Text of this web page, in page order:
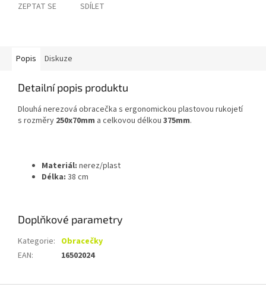
ZEPTAT SE SDÍLET
Popis Diskuze
Detailní popis produktu
Dlouhá nerezová obracečka s ergonomickou plastovou rukojetí
s rozměry 250x70mm a celkovou délkou 375mm.
Materiál: nerez/plast
Délka: 38 cm
Doplňkové parametry
Kategorie: Obracečky
EAN: 16502024